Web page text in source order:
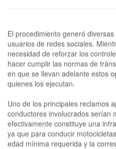
El procedimiento generó
usuarios de redes sociales.
necesidad de reforzar los
hacer cumplir las normas de
en que se llevan adelante estos
quienes los ejecutan.
Uno de los principales reclamos
conductores involucrados serían
efectivamente constituye una
ya que para conducir
edad mínima requerida y la